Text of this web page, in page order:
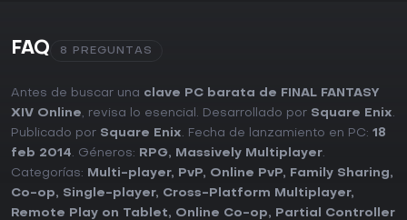
FAQ 8 PREGUNTAS
Antes de buscar una clave PC barata de FINAL FANTASY
XIV Online, revisa lo esencial. Desarrollado por Square Enix.
Publicado por Square Enix. Fecha de lanzamiento en PC: 18
feb 2014. Géneros: RPG, Massively Multiplayer.
Categorías:
Multi-player, PvP, Online PvP, Family Sharing,
Co-op, Single-player, Cross-Platform Multiplayer,
Remote Play on Tablet, Online Co-op, Partial Controller